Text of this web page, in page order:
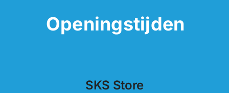
Openingstijden
SKS Store